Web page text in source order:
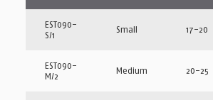
EST090-
S/1
Small 17-20
EST090-
M/2
Medium 20-25